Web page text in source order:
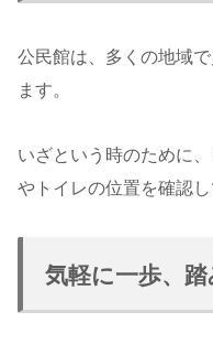
公民館は、多くの地域
ます。
いざという時のために
やトイレの位置を確認し
気軽に一歩、